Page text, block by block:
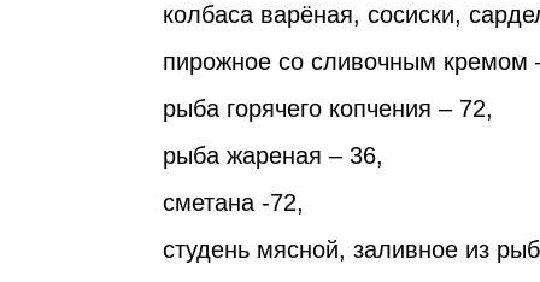
колбаса варёная, сосиски,
пирожное со сливочным кремом
рыба горячего копчения – 72,
рыба жареная – 36,
сметана -72,
студень мясной, заливное из